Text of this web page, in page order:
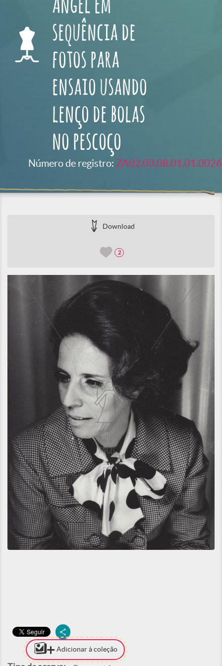
Angel em
sequência de
fotos para
ensaio usando
lenço de bolas
no pescoço
Número de registro: ZA02.03.08.01.01.0026
Download
2
Adicionar à coleção